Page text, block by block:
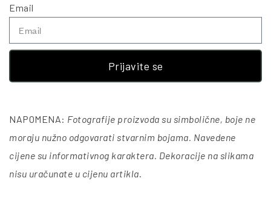
Email
Prijavite se
NAPOMENA: Fotografije proizvoda su simbolične, boje ne
moraju nužno odgovarati stvarnim bojama. Navedene
cijene su informativnog karaktera. Dekoracije na slikama
nisu uračunate u cijenu artikla.